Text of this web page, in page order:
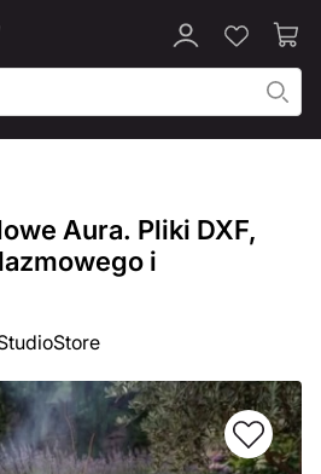
Aura. Pliki DXF,
i